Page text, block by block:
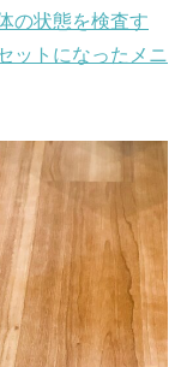
の状態を検査す
ットになったメニ